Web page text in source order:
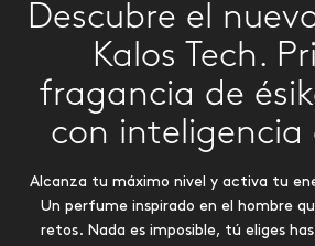
Descubre el
Kalos Tech.
fragancia de
con
Alcanza tu máximo nivel y activa tu
Un perfume inspirado en el hombre
retos. Nada es imposible, tú eliges